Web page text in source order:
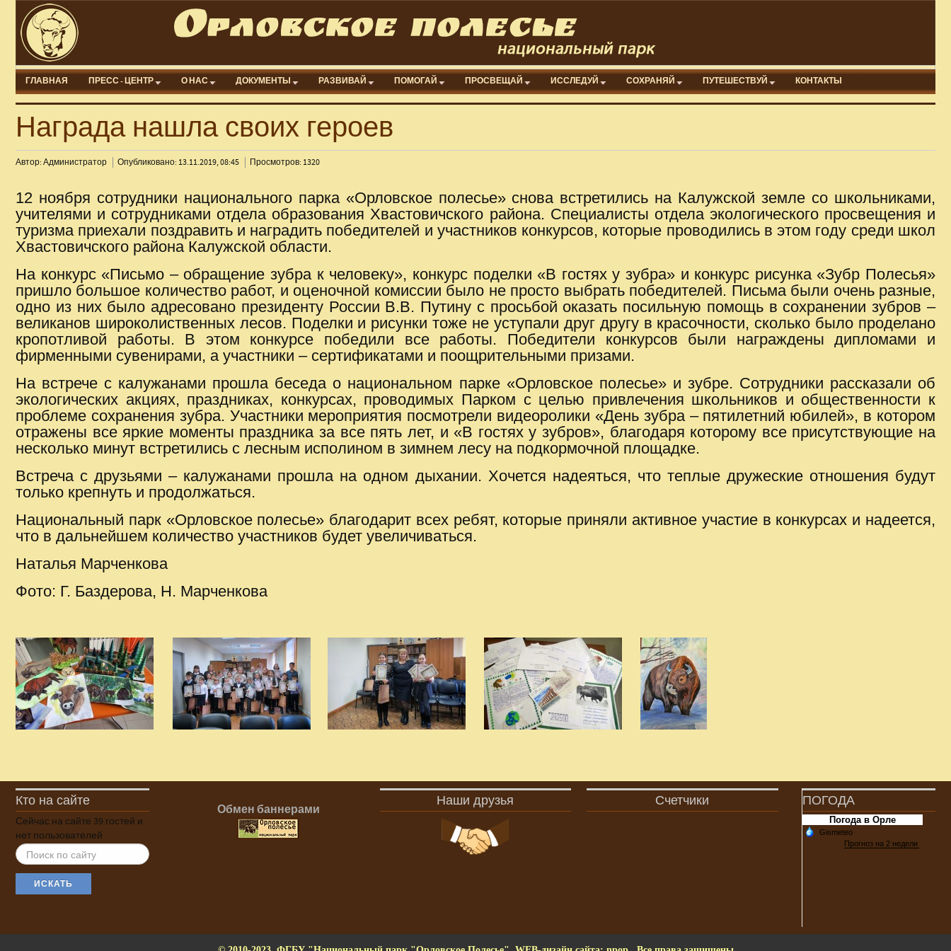
ГЛАВНАЯ ПРЕСС - ЦЕНТР О НАС ДОКУМЕНТЫ РАЗВИВАЙ ПОМОГАЙ ПРОСВЕЩАЙ ИССЛЕДУЙ СОХРАНЯЙ ПУТЕШЕСТВУЙ КОНТАКТЫ
Награда нашла своих героев
Автор: Администратор Опубликовано: 13.11.2019, 08:45 Просмотров: 1320
12 ноября сотрудники национального парка «Орловское полесье» снова встретились на Калужской земле со школьниками,
учителями и сотрудниками отдела образования Хвастовичского района. Специалисты отдела экологического просвещения и
туризма приехали поздравить и наградить победителей и участников конкурсов, которые проводились в этом году среди школ
Хвастовичского района Калужской области.
На конкурс «Письмо – обращение зубра к человеку», конкурс поделки «В гостях у зубра» и конкурс рисунка «Зубр Полесья»
пришло большое количество работ, и оценочной комиссии было не просто выбрать победителей. Письма были очень разные,
одно из них было адресовано президенту России В.В. Путину с просьбой оказать посильную помощь в сохранении зубров –
великанов широколиственных лесов. Поделки и рисунки тоже не уступали друг другу в красочности, сколько было проделано
кропотливой работы. В этом конкурсе победили все работы. Победители конкурсов были награждены дипломами и
фирменными сувенирами, а участники – сертификатами и поощрительными призами.
На встрече с калужанами прошла беседа о национальном парке «Орловское полесье» и зубре. Сотрудники рассказали об
экологических акциях, праздниках, конкурсах, проводимых Парком с целью привлечения школьников и общественности к
проблеме сохранения зубра. Участники мероприятия посмотрели видеоролики «День зубра – пятилетний юбилей», в котором
отражены все яркие моменты праздника за все пять лет, и «В гостях у зубров», благодаря которому все присутствующие на
несколько минут встретились с лесным исполином в зимнем лесу на подкормочной площадке.
Встреча с друзьями – калужанами прошла на одном дыхании. Хочется надеяться, что теплые дружеские отношения будут
только крепнуть и продолжаться.
Национальный парк «Орловское полесье» благодарит всех ребят, которые приняли активное участие в конкурсах и надеется,
что в дальнейшем количество участников будет увеличиваться.
Наталья Марченкова
Фото: Г. Баздерова, Н. Марченкова
Кто на сайте
Сейчас на сайте 39 гостей и
нет пользователей
ИСКАТЬ...
ИСКАТЬ
Обмен баннерами
Наши друзья Счетчики ПОГОДА
Погода в Орле